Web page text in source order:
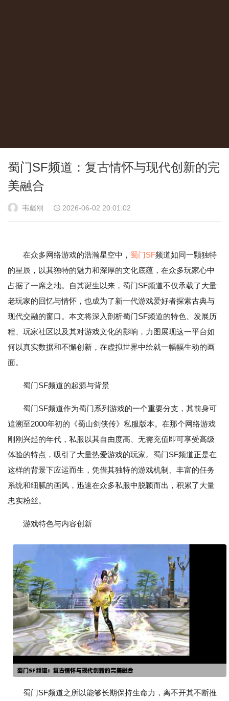
蜀门SF频道：复古情怀与现代创新的完
美融合
韦彪刚 2026-06-02 20:01:02
在众多网络游戏的浩瀚星空中， 蜀门SF频道如同一颗独特
的星辰，以其独特的魅力和深厚的文化底蕴，在众多玩家心中
占据了一席之地。自其诞生以来，蜀门SF频道不仅承载了大量
老玩家的回忆与情怀，也成为了新一代游戏爱好者探索古典与
现代交融的窗口。本文将深入剖析蜀门SF频道的特色、发展历
程、玩家社区以及其对游戏文化的影响，力图展现这一平台如
何以真实数据和不懈创新，在虚拟世界中绘就一幅幅生动的画
面。
蜀门SF频道的起源与背景
蜀门SF频道作为蜀门系列游戏的一个重要分支，其前身可
追溯至2000年初的《蜀山剑侠传》私服版本。在那个网络游戏
刚刚兴起的年代，私服以其自由度高、无需充值即可享受高级
体验的特点，吸引了大量热爱游戏的玩家。蜀门SF频道正是在
这样的背景下应运而生，凭借其独特的游戏机制、丰富的任务
系统和细腻的画风，迅速在众多私服中脱颖而出，积累了大量
忠实粉丝。
游戏特色与内容创新
蜀门SF频道之所以能够长期保持生命力，离不开其不断推